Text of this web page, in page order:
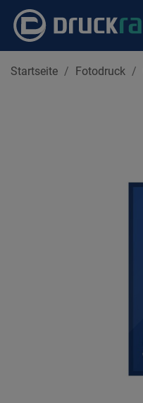
Startseite Fotodruck